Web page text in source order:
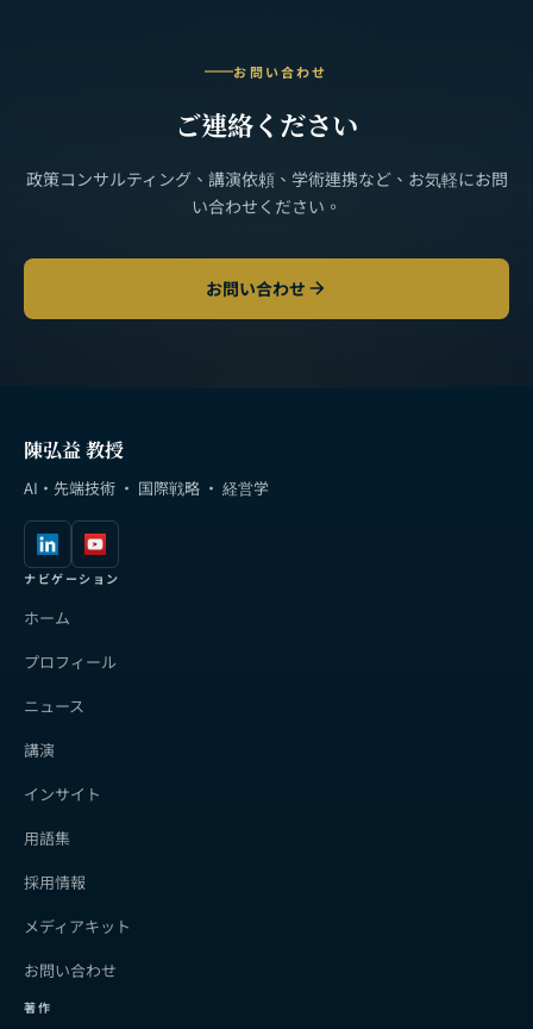
お問い合わせ
ご連絡ください
政策コンサルティング、講演依頼、学術連携など、お気軽にお問
い合わせください。
お問い合わせ
陳弘益 教授
AI・先端技術 · 国際戦略 · 経営学
ナビゲーション
ホーム
プロフィール
ニュース
講演
インサイト
用語集
採用情報
メディアキット
お問い合わせ
著作